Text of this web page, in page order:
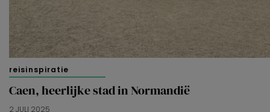
reisinspiratie
Caen, heerlijke stad in Normandië
2 JULI 2025